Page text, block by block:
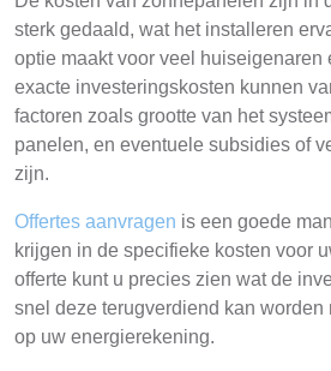
sterk gedaald, wat het installeren
optie maakt voor veel huiseigenaren
exacte investeringskosten kunnen
factoren zoals grootte van het
panelen, en eventuele subsidies of
zijn.
Offertes aanvragen is een goede
krijgen in de specifieke kosten voor
offerte kunt u precies zien wat de
snel deze terugverdiend kan worden
op uw energierekening.